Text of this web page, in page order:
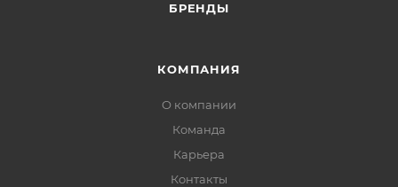
БРЕНДЫ
КОМПАНИЯ
О компании
Команда
Карьера
Контакты